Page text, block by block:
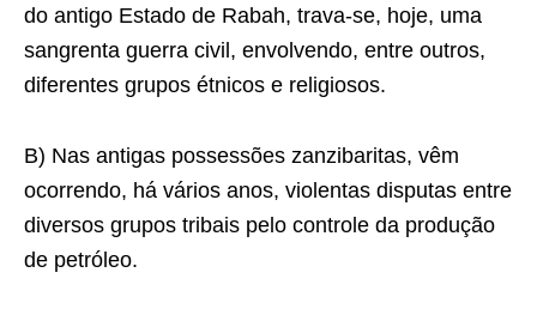
do antigo Estado de Rabah, trava-se, hoje, uma
sangrenta guerra civil, envolvendo, entre outros,
diferentes grupos étnicos e religiosos.
B) Nas antigas possessões zanzibaritas, vêm
ocorrendo, há vários anos, violentas disputas entre
diversos grupos tribais pelo controle da produção
de petróleo.